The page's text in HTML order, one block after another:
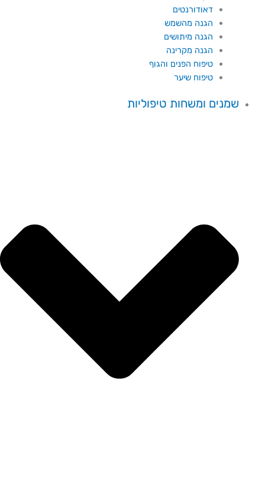
דאודורנטים
הגנה מהשמש
הגנה מיתושים
הגנה מקרינה
טיפוח הפנים והגוף
טיפוח שיער
שמנים ומשחות טיפוליות